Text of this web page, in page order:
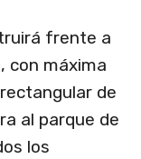
frente a
con máxima
de
al parque de
los